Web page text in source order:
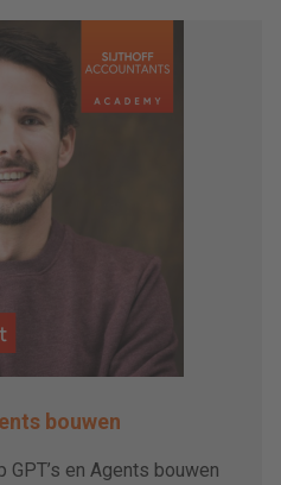
bouwen
GPT’s en Agents bouwen